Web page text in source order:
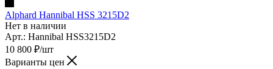
Alphard Hannibal HSS 3215D2
Нет в наличии
Арт.: Hannibal HSS3215D2
10 800 ₽/шт
Варианты цен